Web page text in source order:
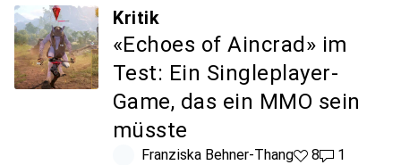
Kritik
«Echoes of Aincrad» im
Test: Ein Singleplayer-
Game, das ein MMO sein
müsste
Franziska Behner-Thang8 Likes
81 1